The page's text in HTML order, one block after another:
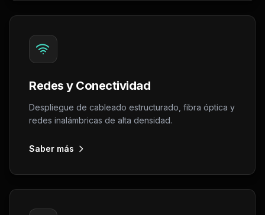
Redes y Conectividad
Despliegue de cableado estructurado, fibra óptica y
redes inalámbricas de alta densidad.
Saber más